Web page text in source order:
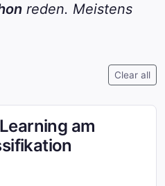
reden. Meistens
Clear all
am